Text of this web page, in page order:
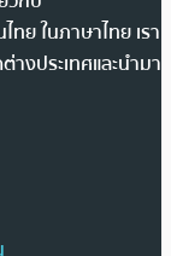
ย ในภาษาไทย เรา
งประเทศและนำมา